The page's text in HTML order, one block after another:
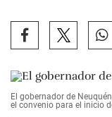
El gobernador de
el convenio para el inicio